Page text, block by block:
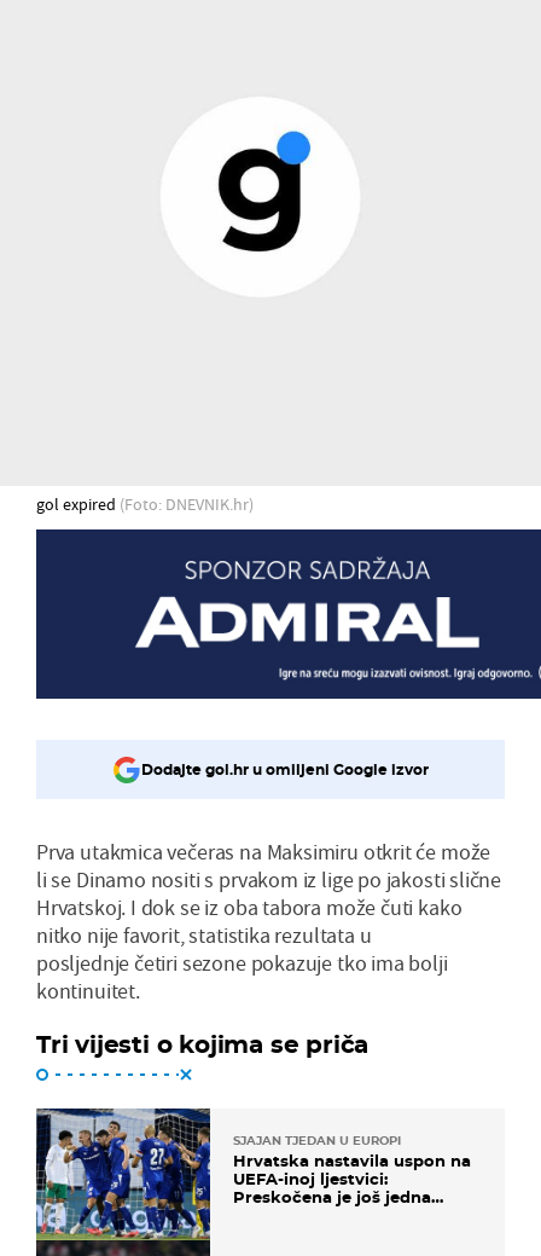
gol expired (Foto: DNEVNIK.hr)
Dodajte gol.hr u omiljeni Google izvor
Prva utakmica večeras na Maksimiru otkrit će može
li se Dinamo nositi s prvakom iz lige po jakosti slične
Hrvatskoj. I dok se iz oba tabora može čuti kako
nitko nije favorit, statistika rezultata u
posljednje četiri sezone pokazuje tko ima bolji
kontinuitet.
Tri vijesti o kojima se priča
SJAJAN TJEDAN U EUROPI
Hrvatska nastavila uspon na
UEFA-inoj ljestvici:
Preskočena je još jedna